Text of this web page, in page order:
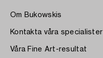
Om Bukowskis
Kontakta våra specialister
Våra Fine Art-resultat